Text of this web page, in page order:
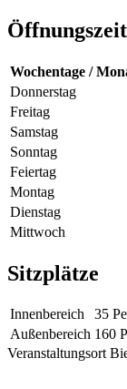
Wochentage /
Donnerstag
Freitag
Samstag
Sonntag
Feiertag
Montag
Dienstag
Mittwoch
Sitzplätze
Innenbereich
35
Außenbereich 160
Veranstaltungsort